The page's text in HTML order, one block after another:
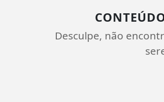
Desculpe, não